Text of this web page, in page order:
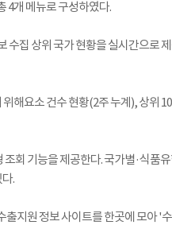
4개 메뉴로 구성하였다.
수집 상위 국가 현황을 실시간으로
해요소 건수 현황(2주 누계), 상위
회 기능을 제공한다. 국가별·식품
.
출지원 정보 사이트를 한곳에 모아